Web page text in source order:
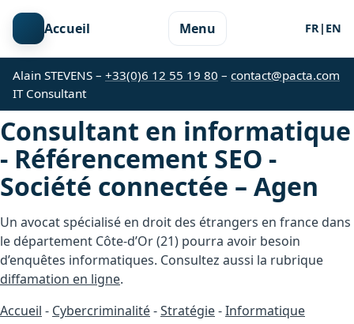
Accueil Menu FR| EN
Alain STEVENS – +33(0)6 12 55 19 80 – contact@pacta.com
IT Consultant
Consultant en informatique
- Référencement SEO -
Société connectée – Agen
Un avocat spécialisé en droit des étrangers en france dans
le département Côte-d’Or (21) pourra avoir besoin
d’enquêtes informatiques. Consultez aussi la rubrique
diffamation en ligne.
Accueil - Cybercriminalité-Stratégie-Informatique